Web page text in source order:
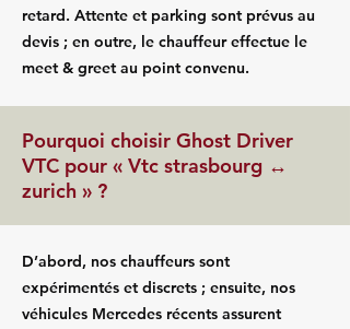
retard. Attente et parking sont prévus au
devis ; en outre, le chauffeur effectue le
meet & greet au point convenu.
Pourquoi choisir Ghost Driver
VTC pour « Vtc strasbourg ↔
zurich » ?
D’abord, nos chauffeurs sont
expérimentés et discrets ; ensuite, nos
véhicules Mercedes récents assurent